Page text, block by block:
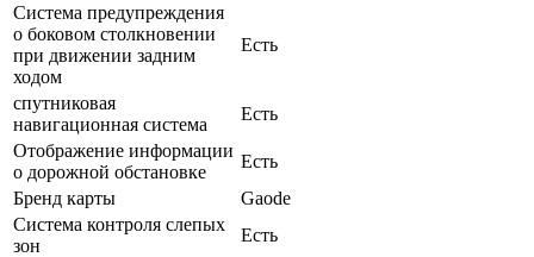
Система предупреждения
о боковом столкновении
при движении задним
ходом
Есть
спутниковая
навигационная система
Есть
Отображение информации
о дорожной обстановке
Есть
Бренд карты
Gaode
Система контроля слепых
зон
Есть